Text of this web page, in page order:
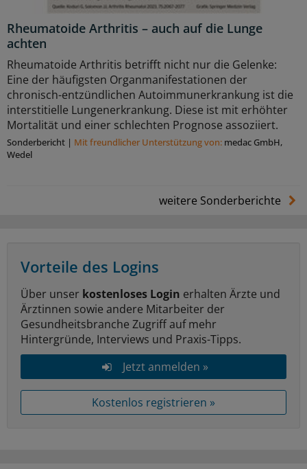
Rheumatoide Arthritis – auch auf die Lunge
achten
Rheumatoide Arthritis betrifft nicht nur die Gelenke:
Eine der häufigsten Organmanifestationen der
chronisch-entzündlichen Autoimmunerkrankung ist die
interstitielle Lungenerkrankung. Diese ist mit erhöhter
Mortalität und einer schlechten Prognose assoziiert.
Sonderbericht | Mit freundlicher Unterstützung von: medac GmbH,
Wedel
weitere Sonderberichte
Vorteile des Logins
Über unser kostenloses Login erhalten Ärzte und
Ärztinnen sowie andere Mitarbeiter der
Gesundheitsbranche Zugriff auf mehr
Hintergründe, Interviews und Praxis-Tipps.
Jetzt anmelden »
Kostenlos registrieren »